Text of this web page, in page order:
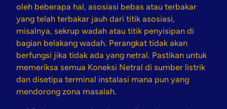
oleh beberapa hal, asosiasi bebas atau terbakar
yang telah terbakar jauh dari titik asosiasi,
misalnya, sekrup wadah atau titik penyisipan di
bagian belakang wadah. Perangkat tidak akan
berfungsi jika tidak ada yang netral. Pastikan untuk
memeriksa semua Koneksi Netral di sumber listrik
dan disetipa terminal instalasi mana pun yang
mendorong zona masalah.